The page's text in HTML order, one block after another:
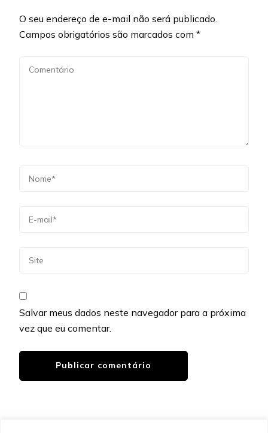
O seu endereço de e-mail não será publicado.
Campos obrigatórios são marcados com *
Salvar meus dados neste navegador para a próxima
vez que eu comentar.